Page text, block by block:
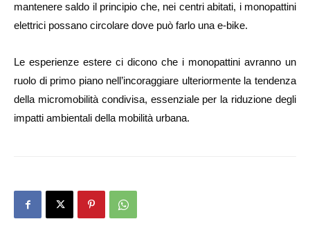
mantenere saldo il principio che, nei centri abitati, i monopattini
elettrici possano circolare dove può farlo una e-bike.
Le esperienze estere ci dicono che i monopattini avranno un
ruolo di primo piano nell’incoraggiare ulteriormente la tendenza
della micromobilità condivisa, essenziale per la riduzione degli
impatti ambientali della mobilità urbana.